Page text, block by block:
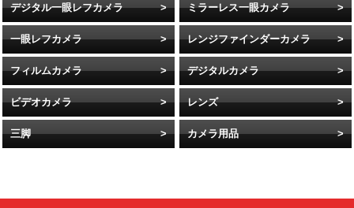
デジタル一眼レフカメラ ミラーレス一眼カメラ
一眼レフカメラ レンジファインダーカメラ
フィルムカメラ デジタルカメラ
ビデオカメラ レンズ
三脚 カメラ用品